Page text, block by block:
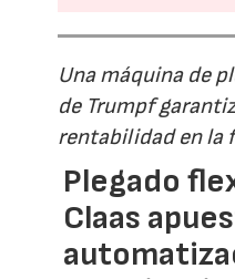
Una máquina de
de Trumpf
rentabilidad en la
Plegado
Claas